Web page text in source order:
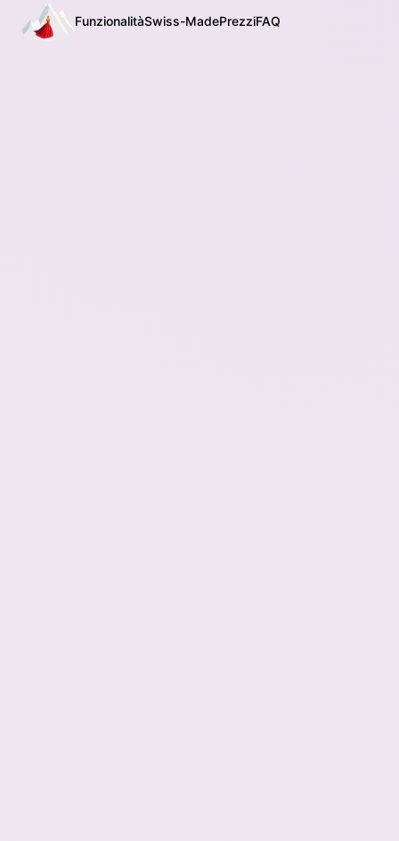
FunzionalitàSwiss-MadePrezziFAQ